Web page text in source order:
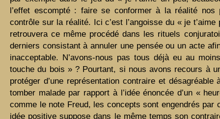
l’effet escompté : faire se conformer à la réalité
contrôle sur la réalité. Ici c’est l’angoisse du « je
retrouvera ce même procédé dans les rituels
derniers consistant à annuler une pensée ou un acte
inacceptable. N’avons-nous pas tous déjà eu au
touche du bois » ? Pourtant, si nous avons recours à
protéger d’une représentation contraire et
tomber malade par rapport à l’idée énoncée d’un «
comme le note Freud, les concepts sont engendrés par
idée positive suppose dans le même temps son